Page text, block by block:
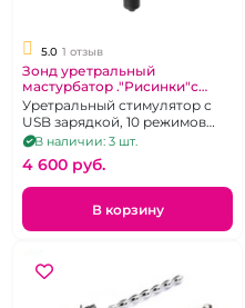
5.0 1 отзыв
Зонд уретральный
мастурбатор ."Рисинки"с
вибрацией
Уретральный стимулятор с
USB зарядкой, 10 режимов
вибрации
В наличии: 3 шт.
4 600 pуб.
В корзину